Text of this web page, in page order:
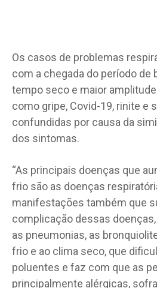
Os casos de problemas
com a chegada do período de
tempo seco e maior
como gripe, Covid-19, rinite e
confundidas por causa da
dos sintomas.
“As principais doenças que
frio são as doenças
manifestações também que
complicação dessas
as pneumonias, as
frio e ao clima seco, que
poluentes e faz com que as
principalmente alérgicas,